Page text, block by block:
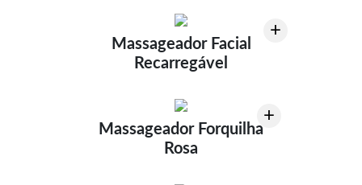
+
Massageador Facial
Recarregável
+
Massageador Forquilha
Rosa